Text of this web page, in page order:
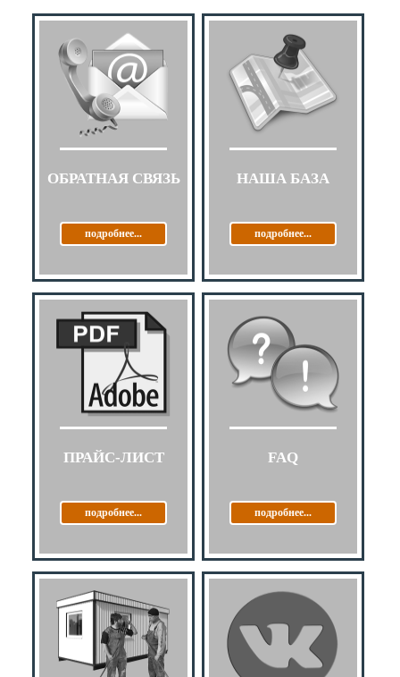
ОБРАТНАЯ СВЯЗЬ
подробнее...
НАША БАЗА
подробнее...
ПРАЙС-ЛИСТ
подробнее...
FAQ
подробнее...